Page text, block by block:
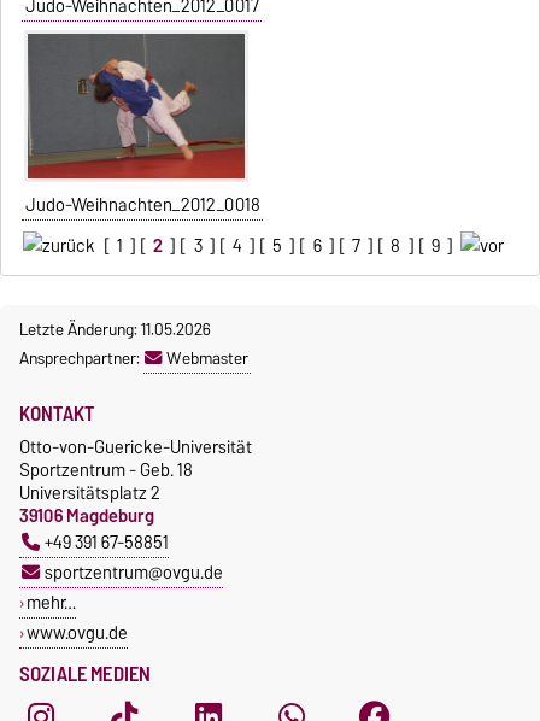
Judo-Weihnachten_2012_0018
[ 1 ] [ 2 ] [ 3 ] [ 4 ] [ 5 ] [ 6 ] [ 7 ] [ 8 ] [ 9 ]
Letzte Änderung: 11.05.2026
Ansprechpartner:
Webmaster
SOZIALE MEDIEN
KONTAKT
Otto-von-Guericke-Universität
Sportzentrum - Geb. 18
Universitätsplatz 2
39106 Magdeburg
+49 391 67-58851
sportzentrum@ovgu.de
mehr…
www.ovgu.de